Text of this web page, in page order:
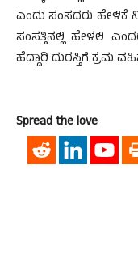
ಎಂದು ಸಂಸದರು ಹೇಳಿಕೆ
ಸಂಸತ್ತಿನಲ್ಲಿ ಹೇಳಲಿ
ಹೆದ್ದಾರಿ ದುರಸ್ತಿಗೆ ಕ್ರಮ
Spread the love